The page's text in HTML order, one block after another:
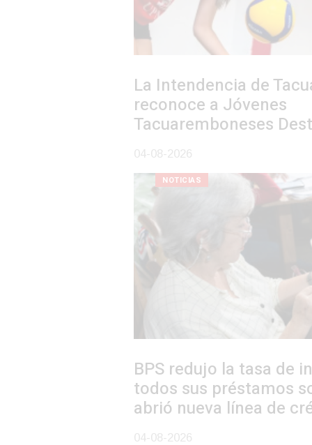
La Intendencia de Tacuarembó
reconoce a Jóvenes
Tacuaremboneses Destacados
BPS redujo la tasa de interés de
todos sus préstamos sociales y
abrió nueva línea de crédito